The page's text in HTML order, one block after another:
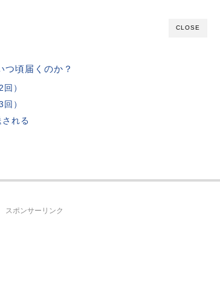
CLOSE
つ頃届くのか？
）
）
れる
スポンサーリンク